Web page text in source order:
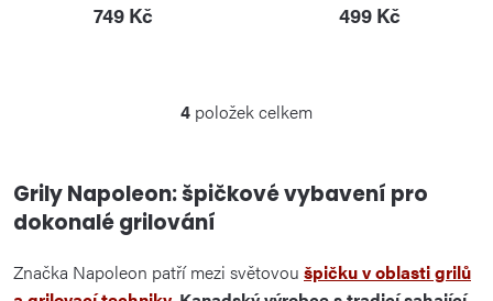
749 Kč 499 Kč
O
á
a
c
4 položek celkem
Grily Napoleon: špičkové vybavení pro
dokonalé grilování
Značka Napoleon patří mezi světovou špičku v oblasti grilů